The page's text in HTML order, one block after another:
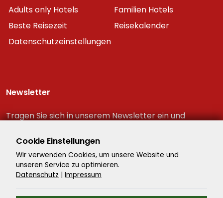
Adults only Hotels
Familien Hotels
Beste Reisezeit
Reisekalender
Datenschutzeinstellungen
Newsletter
Tragen Sie sich in unserem Newsletter ein und
Reiseschnäppchen!
Cookie Einstellungen
Wir verwenden Cookies, um unsere Website und
unseren Service zu optimieren.
Datenschutz | Impressum